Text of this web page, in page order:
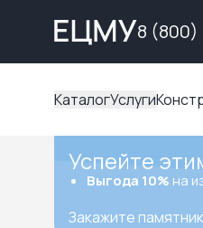
8
КаталогУслуги
Успейте
Выгода 10% на
Закажите